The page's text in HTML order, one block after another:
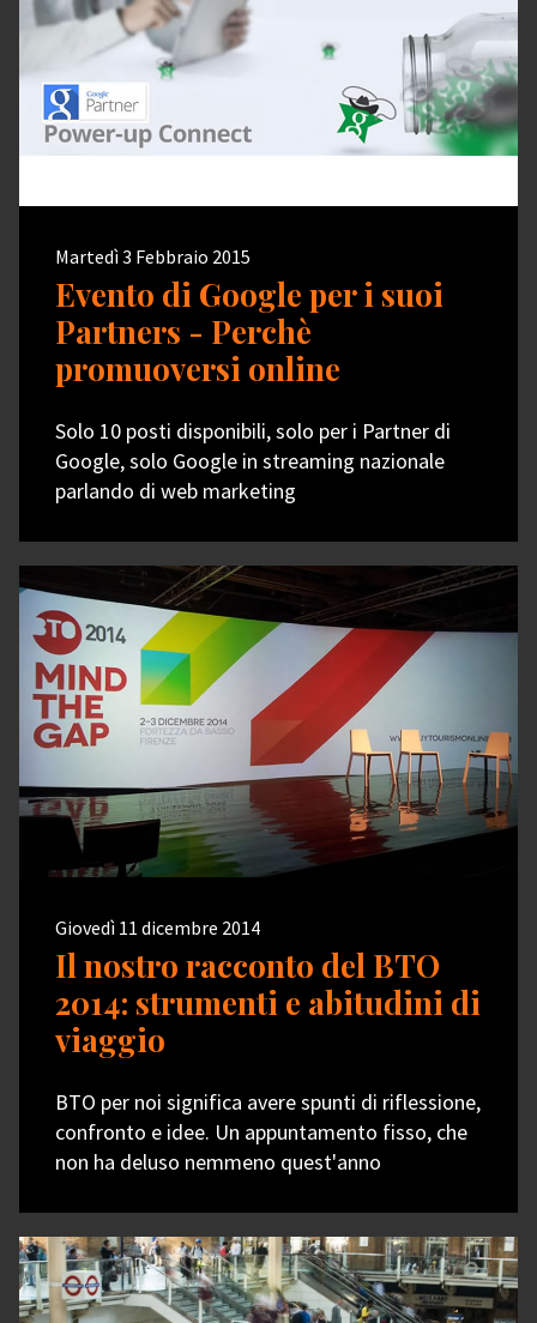
Martedì 3 Febbraio 2015
Evento di Google per i suoi
Partners - Perchè
promuoversi online
Solo 10 posti disponibili, solo per i Partner di
Google, solo Google in streaming nazionale
parlando di web marketing
Giovedì 11 dicembre 2014
Il nostro racconto del BTO
2014: strumenti e abitudini di
viaggio
BTO per noi significa avere spunti di riflessione,
confronto e idee. Un appuntamento fisso, che
non ha deluso nemmeno quest'anno